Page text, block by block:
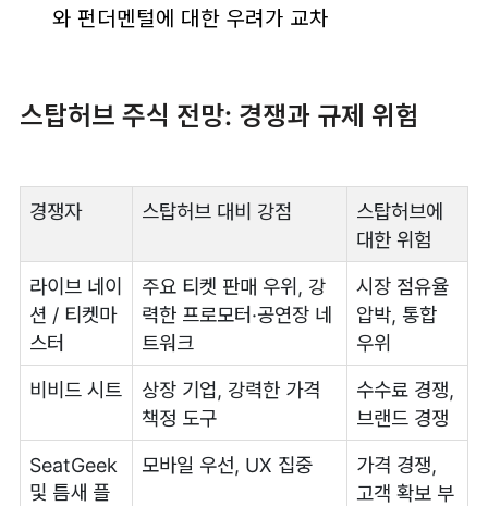
와 펀더멘털에 대한 우려가 교차
스탑허브 주식 전망: 경쟁과 규제 위험
경쟁자 스탑허브 대비 강점
스탑허브에
대한 위험
라이브 네이
션 / 티켓마
스터
주요 티켓 판매 우위, 강
력한 프로모터·공연장 네
트워크
시장 점유율
압박, 통합
우위
비비드 시트
상장 기업, 강력한 가격
책정 도구
수수료 경쟁,
브랜드 경쟁
SeatGeek
및 틈새 플
모바일 우선, UX 집중
가격 경쟁,
고객 확보 부